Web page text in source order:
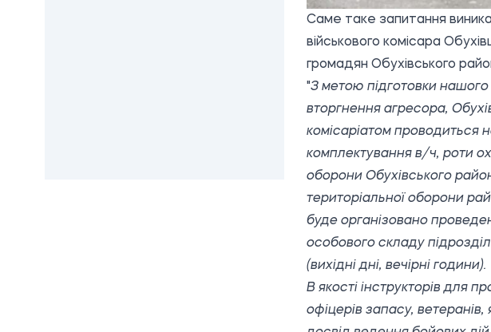
Саме таке запитання
військового комісара
громадян Обухівського
"З метою підготовки
вторгнення агресора,
комісаріатом проводиться
комплектування в/ч, роти
оборони Обухівського
територіальної оборони
буде організовано
особового складу
(вихідні дні, вечірні години).
В якості інструкторів для
офіцерів запасу, ветеранів,